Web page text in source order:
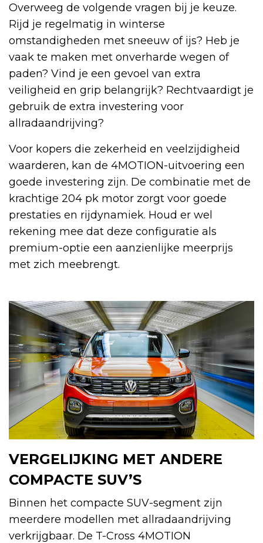
Overweeg de volgende vragen bij je keuze.
Rijd je regelmatig in winterse
omstandigheden met sneeuw of ijs? Heb je
vaak te maken met onverharde wegen of
paden? Vind je een gevoel van extra
veiligheid en grip belangrijk? Rechtvaardigt je
gebruik de extra investering voor
allradaandrijving?
Voor kopers die zekerheid en veelzijdigheid
waarderen, kan de 4MOTION-uitvoering een
goede investering zijn. De combinatie met de
krachtige 204 pk motor zorgt voor goede
prestaties en rijdynamiek. Houd er wel
rekening mee dat deze configuratie als
premium-optie een aanzienlijke meerprijs
met zich meebrengt.
VERGELIJKING MET ANDERE
COMPACTE SUV’S
Binnen het compacte SUV-segment zijn
meerdere modellen met allradaandrijving
verkrijgbaar. De T-Cross 4MOTION